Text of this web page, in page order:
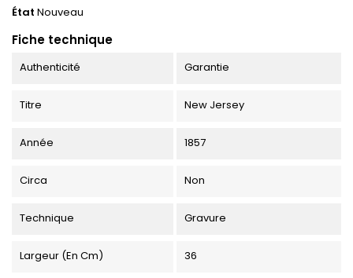
État Nouveau
Fiche technique
Authenticité Garantie
Titre New Jersey
Année 1857
Circa Non
Technique Gravure
Largeur (en Cm) 36